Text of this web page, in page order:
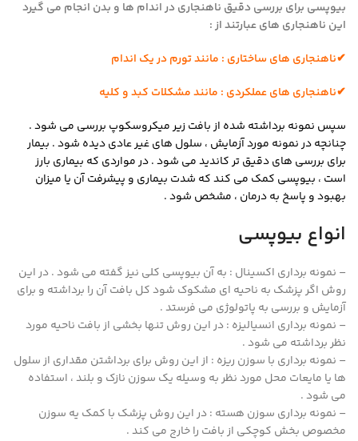
بیوپسی برای بررسی دقیق ناهنجاری در اندام ها و بدن انجام می گیرد
این ناهنجاری های عبارتند از :
✔ناهنجاری های ساختاری : مانند تورم در یک اندام
✔ناهنجاری های عملکردی : مانند مشکلات کبد و کلیه
سپس نمونه برداشته شده از بافت زیر میکروسکوپ بررسی می شود .
چنانچه در نمونه مورد آزمایش ، سلول های غیر عادی دیده شود . بیمار
برای بررسی های دقیق تر کاندید می شود . در مواردی که بیماری بارز
است ، بیوپسی کمک می کند که شدت بیماری و پیشرفت آن یا میزان
بهبود و پاسخ به درمان ، مشخص شود .
انواع بیوپسی
– نمونه برداری اکسینال : به آن بیوپسی کلی نیز گفته می شود . در این
روش اگر پزشک به ناحیه ای مشکوک شود کل بافت آن را برداشته و برای
آزمایش و بررسی به پاتولوژی می فرستد .
– نمونه برداری انسیالیزه : در این روش تنها بخشی از بافت ناحیه مورد
نظر برداشته می شود .
– نمونه برداری با سوزن ریزه : از این روش برای برداشتن مقداری از سلول
ها یا مایعات محل مورد نظر به وسیله یک سوزن نازک و بلند ، استفاده
می شود .
– نمونه برداری سوزن هسته : در این روش پزشک با کمک یه سوزن
مخصوص بخش کوچکی از بافت را خارج می کند .